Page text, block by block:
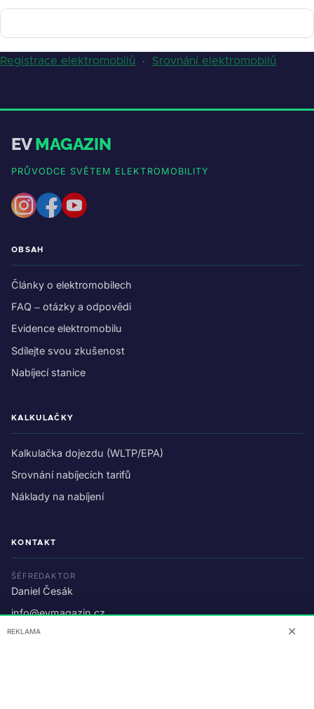
Registrace elektromobilů · Srovnání elektromobilů
EVMAGAZIN
PRŮVODCE SVĚTEM ELEKTROMOBILITY
OBSAH
Články o elektromobilech
FAQ – otázky a odpovědi
Evidence elektromobilu
Sdílejte svou zkušenost
Nabíjecí stanice
KALKULAČKY
Kalkulačka dojezdu (WLTP/EPA)
Srovnání nabíjecích tarifů
Náklady na nabíjení
KONTAKT
ŠÉFREDAKTOR
Daniel Česák
info@evmagazin.cz
O nás
REKLAMA ✕